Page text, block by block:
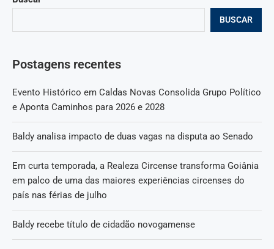
BUSCAR
Postagens recentes
Evento Histórico em Caldas Novas Consolida Grupo Político
e Aponta Caminhos para 2026 e 2028
Baldy analisa impacto de duas vagas na disputa ao Senado
Em curta temporada, a Realeza Circense transforma Goiânia
em palco de uma das maiores experiências circenses do
país nas férias de julho
Baldy recebe título de cidadão novogamense